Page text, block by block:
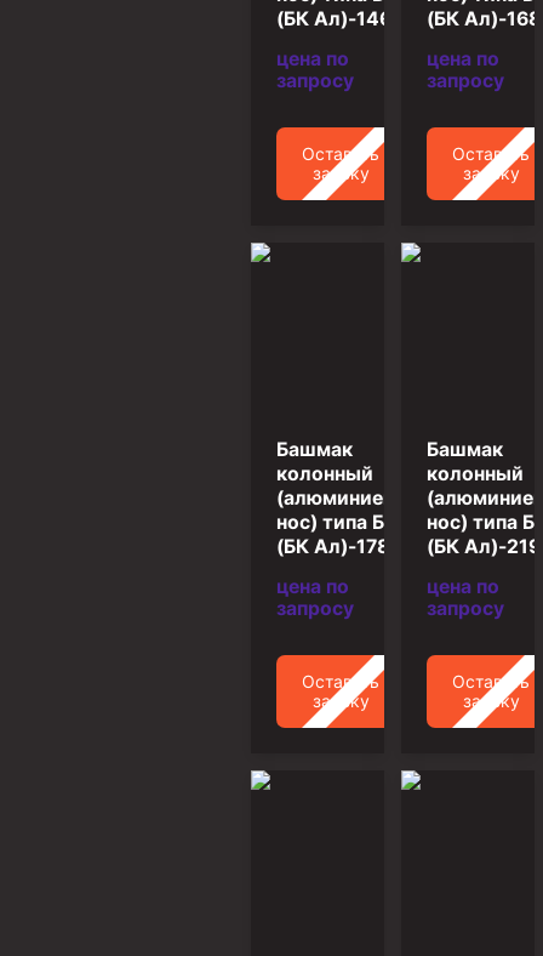
Фонтанная и запорная арматура
Циркуляционные системы и оборудование для
Технологическая оснастка обсадных колонн
Головки цементировочные универсальные
Устройство экранирующее для цементирования
(БК Ал)-146
цена по
запросу
Оставить
заявку
(БК Ал)-168
цена по
запросу
Оставить
заявку
Башмак
колонный
(алюминиевый
нос) типа БКЛ
(БК Ал)-178
цена по
запросу
Оставить
заявку
Башмак
колонный
нос) типа
(БК Ал)-219
цена по
запросу
Оставить
заявку